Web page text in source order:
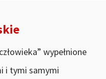
wypełnione
i tymi samymi